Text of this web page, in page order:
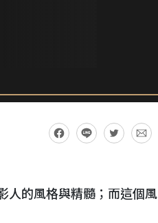
人的風格與精髓；而這個風